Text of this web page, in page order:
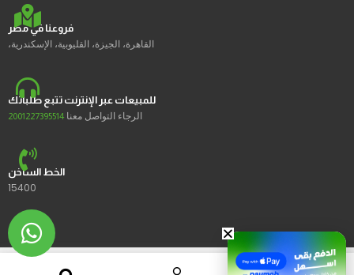
فروعنا في مصر
القاهرة، الجيزة، القليوبية، الإسكندرية،
للمبيعات عبر الإنترنت تتبع طلباتك
الرجاء التواصل معنا 2001227395514
الخط الساخن
15400